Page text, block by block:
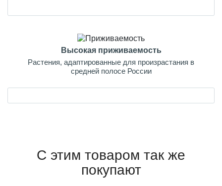
Высокая приживаемость
Растения, адаптированные для произрастания в
средней полосе России
С этим товаром так же
покупают